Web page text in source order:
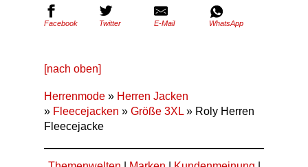
Facebook Twitter E-Mail WhatsApp
[nach oben]
Herrenmode » Herren Jacken
» Fleecejacken » Größe 3XL » Roly Herren
Fleecejacke